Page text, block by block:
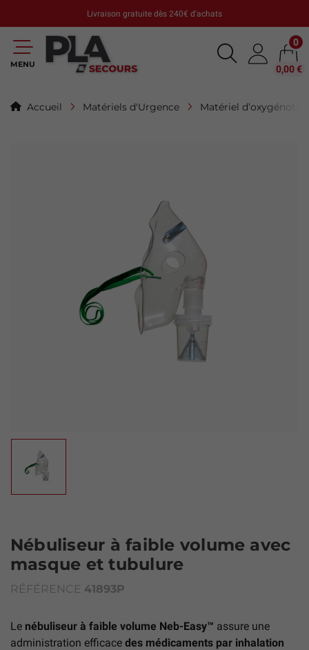
Livraison gratuite dès 240€ d'achats
MENU
0
0,00 €
Accueil Matériels d'Urgence Matériel
Nébuliseur à faible volume avec
masque et tubulure
RÉFÉRENCE 41893P
Le nébuliseur à faible volume Neb-Easy™ assure une
administration efficace des médicaments par inhalation